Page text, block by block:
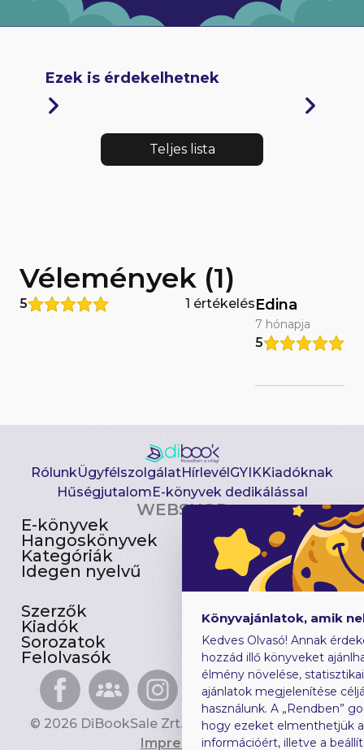
Ezek is érdekelhetnek
Teljes lista
Vélemények (1)
5 1 értékelésEdina
7 hónapja
5
RólunkÜgyfélszolgálatHírlevélGYIKKiadóknak
HűségjutalomE-könyvek dedikálással
WEBSHOP
E-könyvek
Hangoskönyvek
Kategóriák
Idegen nyelvű
Csomagajánlatok
Akciósak
Előjegyezhetők
Újdonságok
Szerzők
Kiadók
Sorozatok
Felolvasók
Gyerekkönyvek
Heti toplista
Ajándékutalvány
Blog
© 2026 DiBookSale Zrt. Minden jog fenntartva.
Impresszum
Könyvajánlatok, amik
Kedves Olvasó! Annak
hozzád illő könyveket
élmény növelése,
ajánlatok megjelenítése
használunk. A „Rendben”
hogy ezeket elmenthetjük
információért, illetve a